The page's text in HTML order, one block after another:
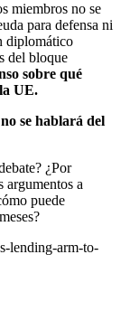
miembros no se
para defensa ni
diplomático
del bloque
sobre qué
UE.
se hablará del
¿Por
argumentos a
puede
lending-arm-to-